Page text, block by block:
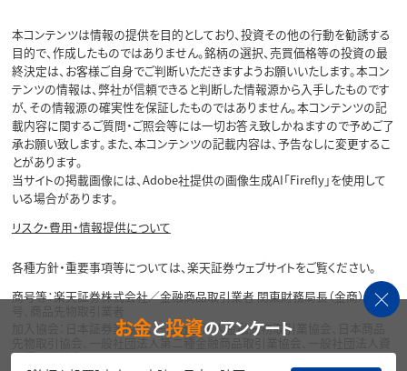
本コンテンツは情報の提供を目的としており、投資その他の行動を勧誘する
目的で、作成したものではありません。銘柄の選択、売買価格等の投資の最
終決定は、お客様ご自身でご判断いただきますようお願いいたします。本コン
テンツの情報は、弊社が信頼できると判断した情報源から入手したものです
が、その情報源の確実性を保証したものではありません。本コンテンツの記
載内容に関するご質問・ご照会等には一切お答え致しかねますので予めご了
承お願い致します。また、本コンテンツの記載内容は、予告なしに変更するこ
とがあります。
当サイトの掲載画像には、Adobe社提供の画像生成AI「Firefly」を使用して
いる場合があります。
リスク・費用・情報提供について
各種方針・重要事項等については、楽天証券ウェブサイトをご覧ください。
商号等：楽天証券株式会社／金融商品取引業者 関東財務局長（金商）第195
加入協会：日本証券業協会、一般社団法人金融先物取引業協会、日本商品
先物取引協会、一般社団法人第二種金融商品取引業協会、一般社団法人資
産運用業協会
お金と投資のアンケート